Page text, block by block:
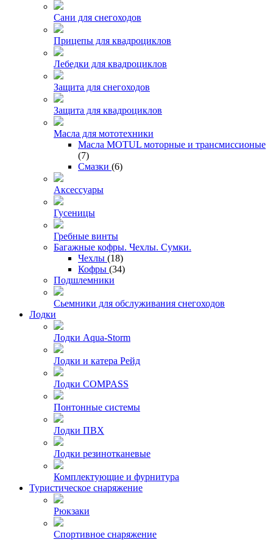
Сани для снегоходов
Прицепы для квадроциклов
Лебедки для квадроциклов
Защита для снегоходов
Защита для квадроциклов
Масла для мототехники
Масла MOTUL моторные и трансмиссионые
(7)
Смазки (6)
Аксессуары
Гусеницы
Гребные винты
Багажные кофры. Чехлы. Сумки.
Чехлы (18)
Кофры (34)
Подшлемники
Сьемники для обслуживания снегоходов
Лодки
Лодки Aqua-Storm
Лодки и катера Рейд
Лодки COMPASS
Понтонные системы
Лодки ПВХ
Лодки резинотканевые
Комплектующие и фурнитура
Туристическое снаряжение
Рюкзаки
Спортивное снаряжение